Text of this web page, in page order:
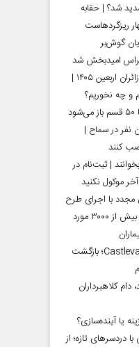
شد؟ | حقابه
ریزگردهاست
گوش‌بر
امیدبخش شد
توصیه‌های تغذیه‌ای برای زائران اربعین ۱۴۰۵ |
و چه نخوریم؟
نفر در سماح |
کنند
متقاضیان ارز اربعین ۱۴۰۵ بخوانند | ثبت‌نام در
موکول نکنید
مجدد با اجرای طرح
«پرستار پیگیر» | شناسایی بیش از ۳۰۰۰ مورد
Castlevania: Belmont’s Curse؛ بازگشت
کلاهبرداران
یا آینده‌سازی؟
تازه؛ از